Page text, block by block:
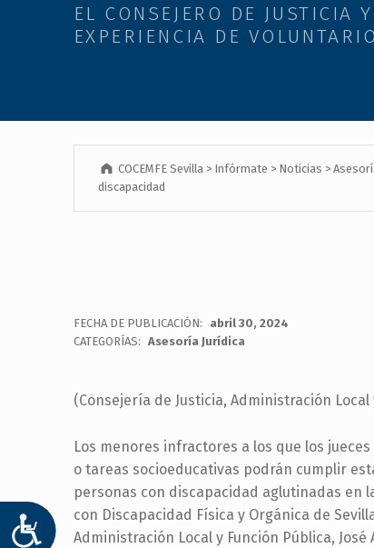
ACCESIBILIDAD
EL CONSEJERO DE JUSTICIA
EXPERIENCIA DE
COCEMFE Sevilla > Infórmate > Noticias >
discapacidad
FECHA DE PUBLICACIÓN:
abril 30, 2024
CATEGORÍAS: Asesoría Jurídica
(Consejería de Justicia, Administración Local
Los menores infractores a los que los
o tareas socioeducativas podrán cumplir
personas con discapacidad aglutinadas en
con Discapacidad Física y Orgánica de
Administración Local y Función Pública,